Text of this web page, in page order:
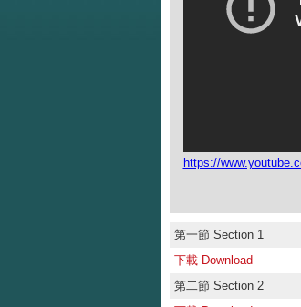
https://
第一節 Section 1
下載 Download
第二節 Section 2